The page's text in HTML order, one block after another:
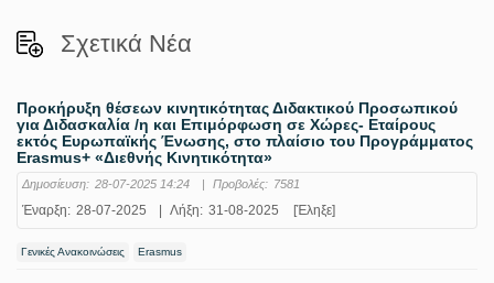
Σχετικά Νέα
Προκήρυξη θέσεων κινητικότητας Διδακτικού Προσωπικού
για Διδασκαλία /η και Επιμόρφωση σε Χώρες- Εταίρους
εκτός Ευρωπαϊκής Ένωσης, στο πλαίσιο του Προγράμματος
Erasmus+ «Διεθνής Κινητικότητα»
Δημοσίευση: 28-07-2025 14:24 | Προβολές: 7581
Έναρξη: 28-07-2025 Λήξη: 31-08-2025 [Έληξε]
Γενικές Ανακοινώσεις Erasmus